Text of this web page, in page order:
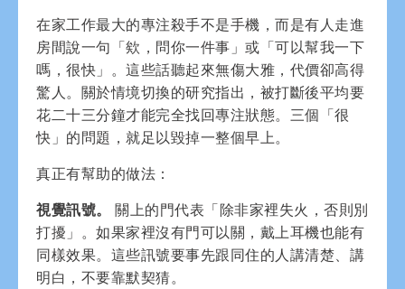
在家工作最大的專注殺手不是手機，而是有人走進
房間說一句「欸，問你一件事」或「可以幫我一下
嗎，很快」。這些話聽起來無傷大雅，代價卻高得
驚人。關於情境切換的研究指出，被打斷後平均要
花二十三分鐘才能完全找回專注狀態。三個「很
快」的問題，就足以毀掉一整個早上。
真正有幫助的做法：
視覺訊號。
關上的門代表「除非家裡失火，否則別
打擾」。如果家裡沒有門可以關，戴上耳機也能有
同樣效果。這些訊號要事先跟同住的人講清楚、講
明白，不要靠默契猜。